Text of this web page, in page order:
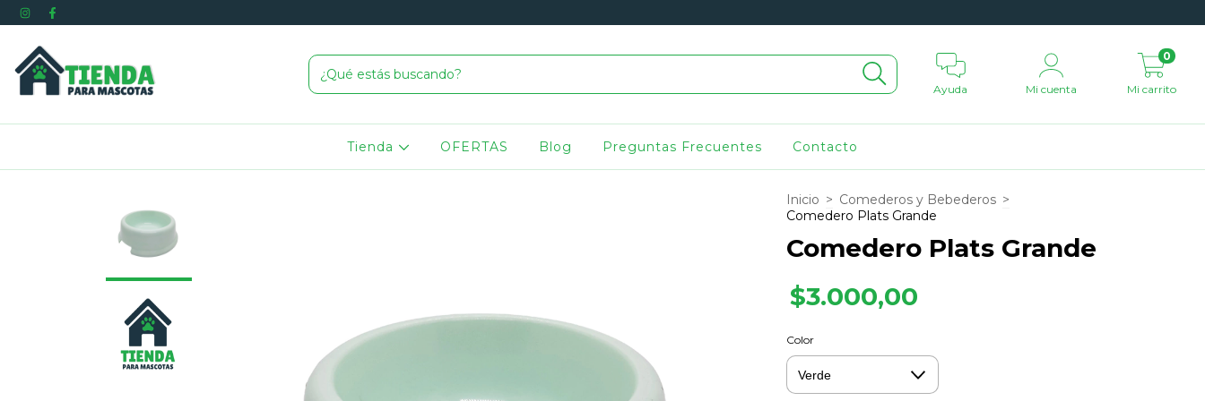
Ayuda Mi cuenta Mi carrito
0
Tienda OFERTAS Blog Preguntas Frecuentes Contacto
Inicio > Comederos y Bebederos >
Comedero Plats Grande
Comedero Plats Grande
$3.000,00
Color